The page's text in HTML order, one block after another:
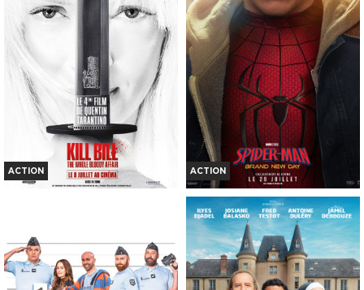
Bande-annonce
INT. -12ans
VF
Bande-annonce
TOUT PUBLIC
VOST
ACTION
Horaires et Infos
Bande-annonce
ACTION
SPIDER-MAN: BRAND NEW DAY
Horaires et Infos
Bande-annonce